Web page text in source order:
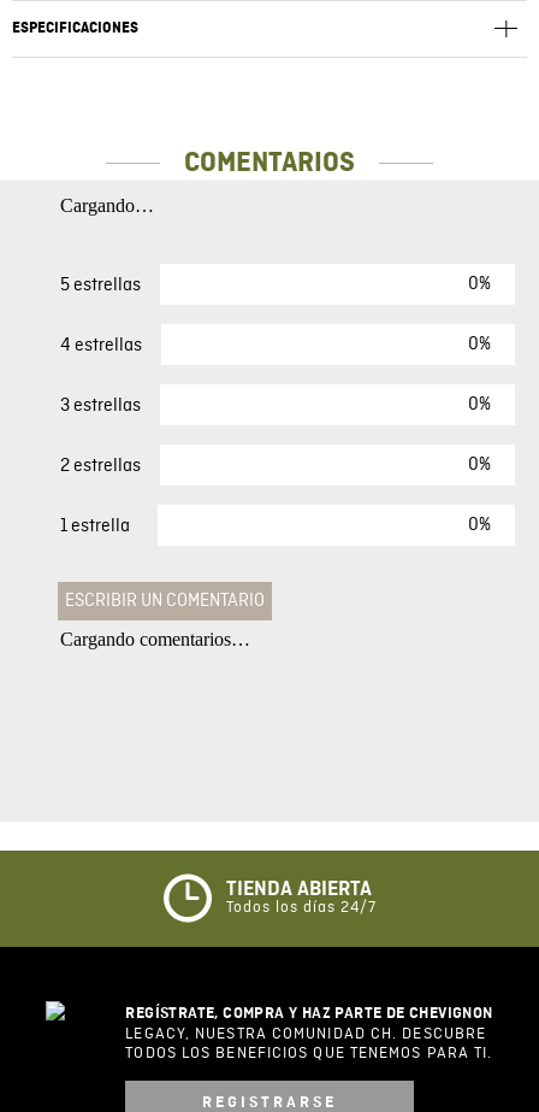
ESPECIFICACIONES
COMENTARIOS
Cargando…
5 estrellas 0%
4 estrellas 0%
3 estrellas 0%
2 estrellas 0%
1 estrella 0%
ESCRIBIR UN COMENTARIO
Califique el producto de 1 a 5 estrellas
★☆ ☆
Su nombre
Correo electrónico
Cargando comentarios…
TIENDA ABIERTA
Todos los días 24/7
REGÍSTRATE, COMPRA Y HAZ PARTE DE CHEVIGNON
LEGACY, NUESTRA COMUNIDAD CH. DESCUBRE
TODOS LOS BENEFICIOS QUE TENEMOS PARA TI.
REGISTRARSE